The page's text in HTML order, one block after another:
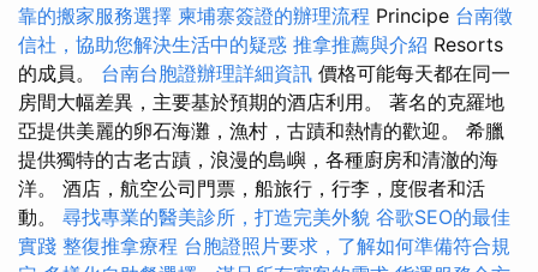
靠的搬家服務選擇 柬埔寨簽證的辦理流程 Principe 台南徵
信社，協助您解決生活中的疑惑 推拿推薦與介紹 Resorts
的成員。 台南台胞證辦理詳細資訊 價格可能每天都在同一
房間大幅差異，主要基於預期的酒店利用。 著名的克羅地
亞提供美麗的卵石海灘，漁村，古蹟和熱情的歡迎。 希臘
提供獨特的古老古蹟，浪漫的島嶼，各種廚房和清澈的海
洋。 酒店，航空公司門票，船旅行，行李，度假者和活
動。 尋找專業的醫美診所，打造完美外貌 谷歌SEO的最佳
實踐 整復推拿療程 台胞證照片要求，了解如何準備符合規